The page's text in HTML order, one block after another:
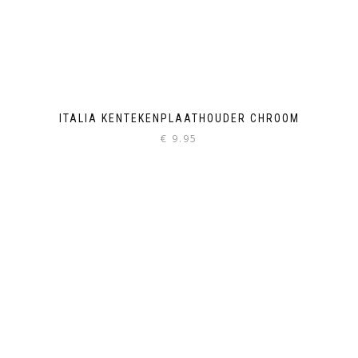
ITALIA KENTEKENPLAATHOUDER CHROOM
€ 9.95